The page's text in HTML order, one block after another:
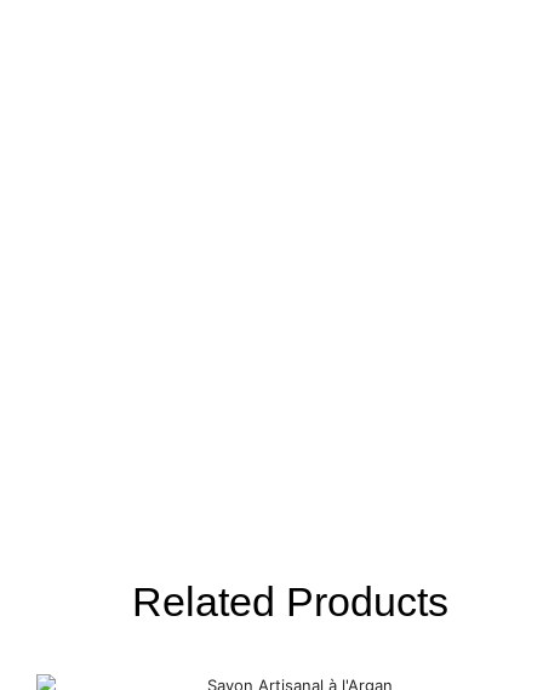
Related Products